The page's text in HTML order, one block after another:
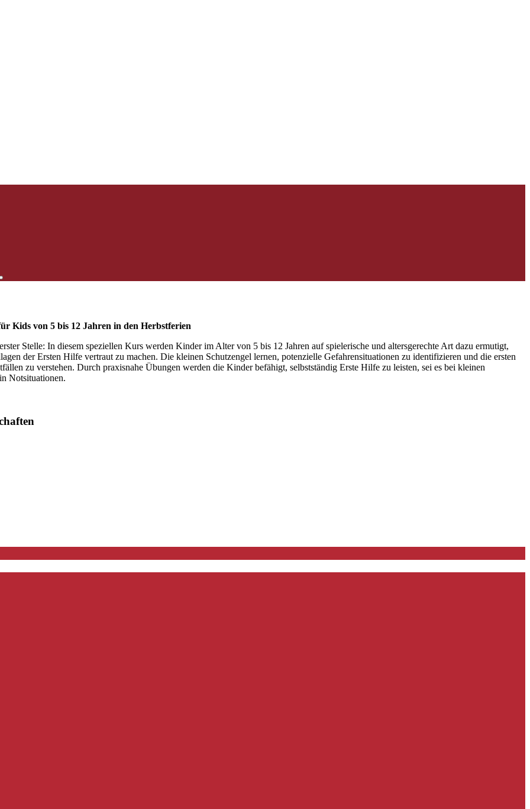
Kids von 5 bis 12 Jahren in den Herbstferien
Stelle: In diesem speziellen Kurs werden Kinder im Alter von 5 bis 12 Jahren auf spielerische und altersgerechte Art dazu ermutigt,
der Ersten Hilfe vertraut zu machen. Die kleinen Schutzengel lernen, potenzielle Gefahrensituationen zu identifizieren und die ersten
zu verstehen. Durch praxisnahe Übungen werden die Kinder befähigt, selbstständig Erste Hilfe zu leisten, sei es bei kleinen
Notsituationen.